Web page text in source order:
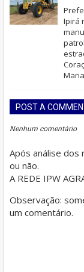
Ipirá
Maria
POST A
Nenhum comentário
Após análise dos
ou não.
A REDE IPW
Observação:
um comentário.